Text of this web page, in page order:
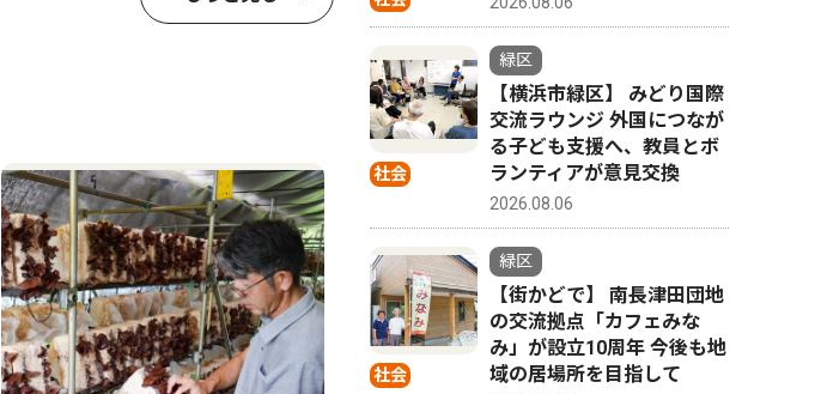
社会
緑区
【横浜市緑区】 みどり国際
交流ラウンジ 外国につなが
る子ども支援へ、教員とボ
ランティアが意見交換
2026.08.06
社会
緑区
【街かどで】 南長津田団地
の交流拠点「カフェみな
み」が設立10周年 今後も地
域の居場所を目指して